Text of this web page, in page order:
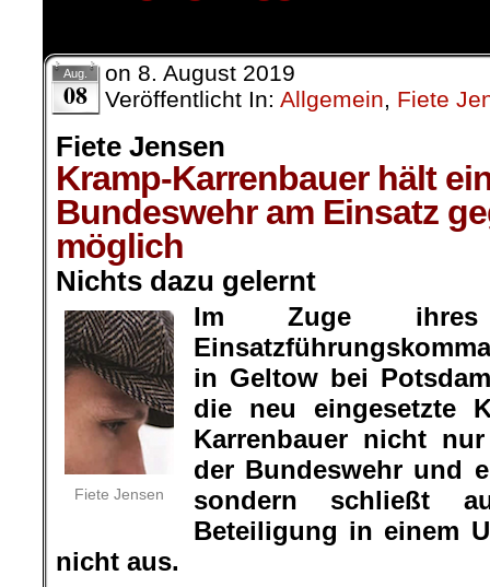
Aug.
08
on 8. August 2019
Veröffentlicht In: Allgemein, Fiete
Fiete Jensen
Kramp-Karrenbauer hält
Bundeswehr am Einsatz
möglich
Nichts dazu gelernt
Fiete Jensen
Im Zuge ihres
in Geltow bei
die neu eingesetzte
Karrenbauer nicht
der Bundeswehr und
sondern schließt
Beteiligung in einem
nicht aus.